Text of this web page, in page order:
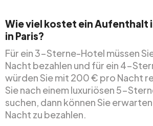
Wie viel kostet ein Aufenthalt
in Paris?
Für ein 3-Sterne-Hotel müssen
Nacht bezahlen und für ein 4-
würden Sie mit 200 € pro Nacht
Sie nach einem luxuriösen 5-
suchen, dann können Sie
Nacht zu bezahlen.